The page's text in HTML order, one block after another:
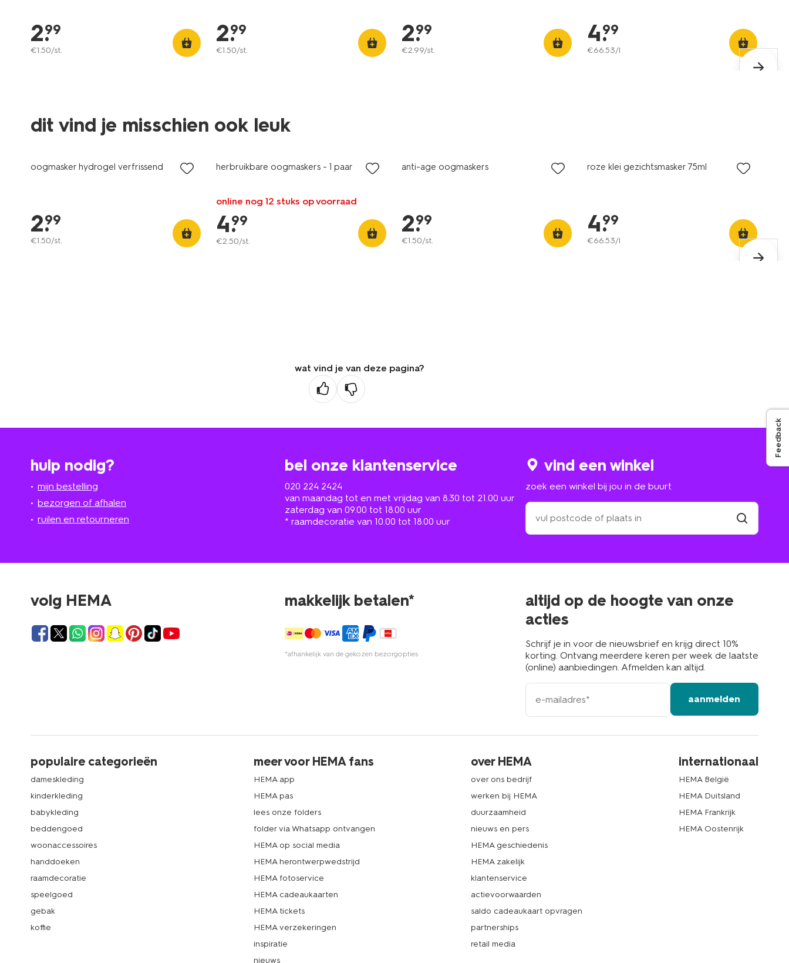
2.
99
€1.50/st.
2.
99
€1.50/st.
2.
99
€2.99/st.
4.
99
€66.53/l
dit vind je misschien ook leuk
oogmasker hydrogel verfrissend
2.
99
€1.50/st.
herbruikbare oogmaskers - 1 paar
online nog 12 stuks op voorraad
4.
99
€2.50/st.
anti-age oogmaskers
2.
99
€1.50/st.
roze klei gezichtsmasker 75ml
4.
99
€66.53/l
wat vind je van deze pagina?
hulp nodig?
mijn bestelling
bezorgen of afhalen
ruilen en retourneren
bel onze klantenservice
020 224 2424
van maandag tot en met vrijdag van 8.30 tot 21.00 uur
zaterdag van 09.00 tot 18.00 uur
* raamdecoratie van 10.00 tot 18.00 uur
vind een winkel
zoek een winkel bij jou in de buurt
zoek
een
winkel
in
volg HEMA makkelijk betalen*
*afhankelijk van de gekozen bezorgopties
altijd op de hoogte van onze
acties
Schrijf je in voor de nieuwsbrief en krijg direct 10%
korting. Ontvang meerdere keren per week de laatste
(online) aanbiedingen. Afmelden kan altijd.
e-
mailadres
aanmelden
populaire categorieën
dameskleding
kinderkleding
babykleding
beddengoed
woonaccessoires
handdoeken
raamdecoratie
speelgoed
gebak
koffie
meer voor HEMA fans
HEMA app
HEMA pas
lees onze folders
folder via Whatsapp ontvangen
HEMA op social media
HEMA herontwerpwedstrijd
HEMA fotoservice
HEMA cadeaukaarten
HEMA tickets
HEMA verzekeringen
inspiratie
nieuws
over HEMA
over ons bedrijf
werken bij HEMA
duurzaamheid
nieuws en pers
HEMA geschiedenis
HEMA zakelijk
klantenservice
actievoorwaarden
saldo cadeaukaart opvragen
partnerships
retail media
internationaal
HEMA België
HEMA Duitsland
HEMA Frankrijk
HEMA Oostenrijk
Feedback